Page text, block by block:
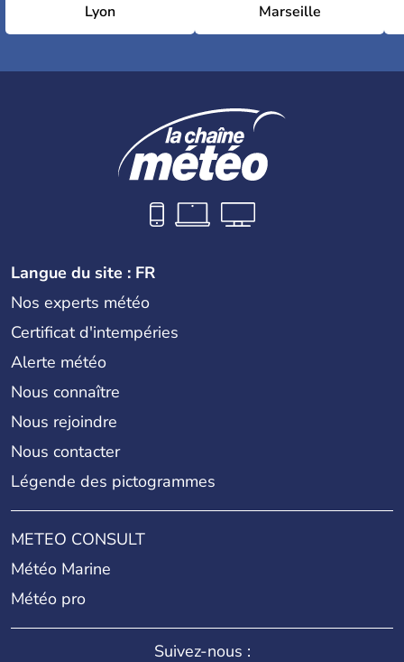
Lyon Marseille
Langue du site : FR
Nos experts météo
Certificat d'intempéries
Alerte météo
Nous connaître
Nous rejoindre
Nous contacter
Légende des pictogrammes
METEO CONSULT
Météo Marine
Météo pro
Suivez-nous :